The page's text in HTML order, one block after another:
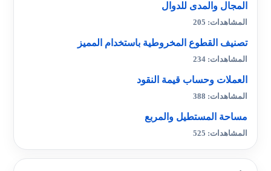
المجال والمدى للدوال
المشاهدات: 205
تصنيف القطوع المخروطية باستخدام المميز
المشاهدات: 234
العملات وحساب قيمة النقود
المشاهدات: 388
مساحة المستطيل والمربع
المشاهدات: 525